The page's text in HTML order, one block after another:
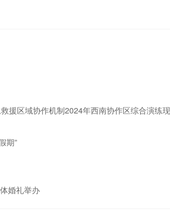
援区域协作机制2024年西南协作区综合演练
期”
婚礼举办